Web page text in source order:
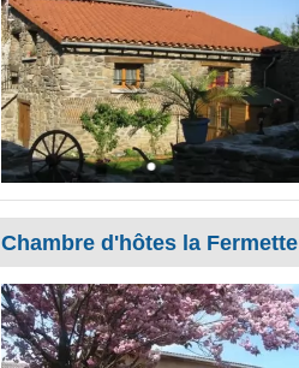
Chambre d'hôtes la Fermette